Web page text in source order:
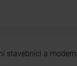
stavebníci a